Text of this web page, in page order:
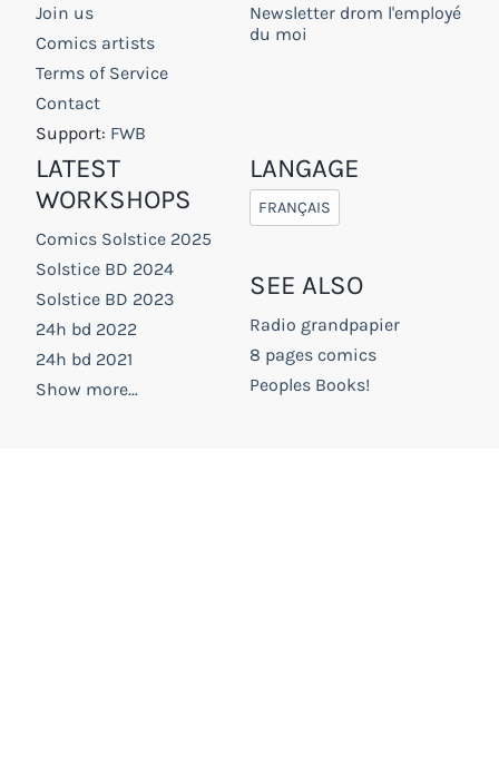
Join us
Comics artists
Terms of Service
Contact
Support: FWB
Newsletter drom l'employé
du moi
LATEST
WORKSHOPS
Comics Solstice 2025
Solstice BD 2024
Solstice BD 2023
24h bd 2022
24h bd 2021
Show more...
LANGAGE
FRANÇAIS
SEE ALSO
Radio grandpapier
8 pages comics
Peoples Books!